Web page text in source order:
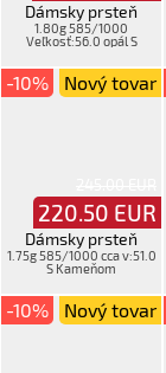
Dámsky prsteň
1.80g 585/1000
Veľkosť:56.0 opál S
-10%
220.50 EUR
Nový tovar
Dámsky prsteň
1.75g 585/1000 cca v:51.0
S Kameňom
-10% Nový tovar